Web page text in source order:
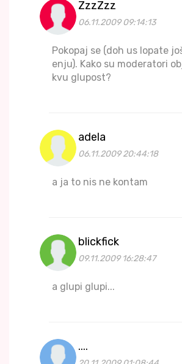
ZzzZzz
06.11.2009 09:14:13
Pokopaj se (doh us lopate
enju). Kako su moderatori
kvu glupost?
adela
06.11.2009 20:44:18
a ja to nis ne kontam
blickfick
09.11.2009 16:28:47
a glupi glupi...
....